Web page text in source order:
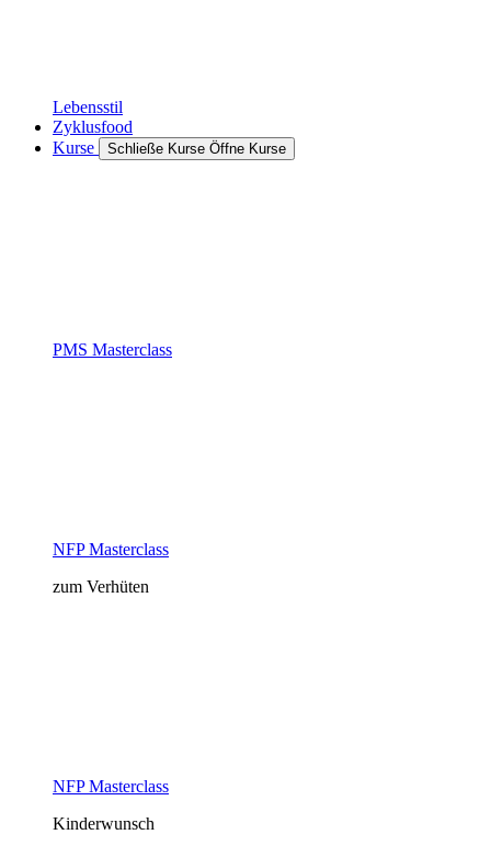
Lebensstil
Zyklusfood
Kurse
Schließe Kurse Öffne Kurse
PMS Masterclass
NFP Masterclass
zum Verhüten
NFP Masterclass
Kinderwunsch